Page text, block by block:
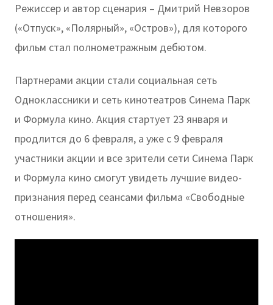
Режиссер и автор сценария – Дмитрий Невзоров
(«Отпуск», «Полярный», «Остров»), для которого
фильм стал полнометражным дебютом.
Партнерами акции стали социальная сеть
Одноклассники и сеть кинотеатров Синема Парк
и Формула кино. Акция стартует 23 января и
продлится до 6 февраля, а уже с 9 февраля
участники акции и все зрители сети Синема Парк
и Формула кино смогут увидеть лучшие видео-
признания перед сеансами фильма «Свободные
отношения».